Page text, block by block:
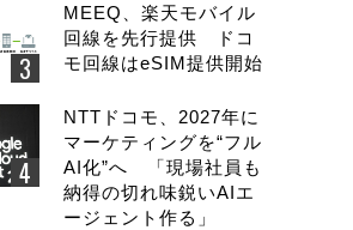
MEEQ、楽天モバイル
回線を先行提供 ドコ
モ回線はeSIM提供開始
NTTドコモ、2027年に
マーケティングを“フル
AI化”へ 「現場社員も
納得の切れ味鋭いAIエ
ージェント作る」